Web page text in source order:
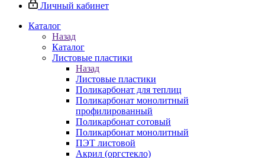
Личный кабинет
Каталог
Назад
Каталог
Листовые пластики
Назад
Листовые пластики
Поликарбонат для теплиц
Поликарбонат монолитный
профилированный
Поликарбонат сотовый
Поликарбонат монолитный
ПЭТ листовой
Акрил (оргстекло)